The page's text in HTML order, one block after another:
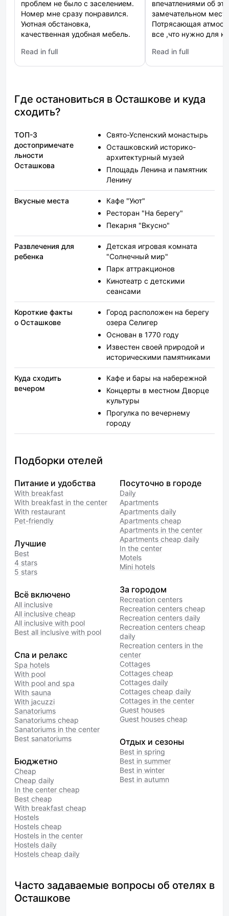
проблем не было с заселением.
Номер мне сразу понравился.
Уютная обстановка,
качественная удобная мебель.
мне кухня очень понравилась,
все вкусное. Расположение мне
Read in full
: Ашхен
впечатлениями об
замечательном
Потрясающая
все ,что нужно для
нас с любовью ,ещё
подарили!)))) Безумное
приедем к Вам!
Read in full
: Свобода
Где остановиться в Осташкове и куда
сходить?
ТОП-3
достопримечате
льности
Осташкова
Свято-Успенский монастырь
Осташковский историко-
архитектурный музей
Площадь Ленина и памятник
Ленину
Вкусные места
Кафе "Уют"
Ресторан "На берегу"
Пекарня "Вкусно"
Развлечения для
ребенка
Детская игровая комната
"Солнечный мир"
Парк аттракционов
Кинотеатр с детскими
сеансами
Короткие факты
о Осташкове
Город расположен на берегу
озера Селигер
Основан в 1770 году
Известен своей природой и
историческими памятниками
Куда сходить
вечером
Кафе и бары на набережной
Концерты в местном Дворце
культуры
Прогулка по вечернему
городу
Подборки отелей
Питание и удобства
With breakfast
With breakfast in the center
With restaurant
Pet-friendly
Лучшие
Best
4 stars
5 stars
Всё включено
All inclusive
All inclusive cheap
All inclusive with pool
Best all inclusive with pool
Спа и релакс
Spa hotels
With pool
With pool and spa
With sauna
With jacuzzi
Sanatoriums
Sanatoriums cheap
Sanatoriums in the center
Best sanatoriums
Бюджетно
Cheap
Cheap daily
In the center cheap
Best cheap
With breakfast cheap
Hostels
Hostels cheap
Hostels in the center
Hostels daily
Hostels cheap daily
Посуточно в городе
Daily
Apartments
Apartments daily
Apartments cheap
Apartments in the center
Apartments cheap daily
In the center
Motels
Mini hotels
За городом
Recreation centers
Recreation centers cheap
Recreation centers daily
Recreation centers cheap
daily
Recreation centers in the
center
Cottages
Cottages cheap
Cottages daily
Cottages cheap daily
Cottages in the center
Guest houses
Guest houses cheap
Отдых и сезоны
Best in spring
Best in summer
Best in winter
Best in autumn
Часто задаваемые вопросы об отелях в
Осташкове